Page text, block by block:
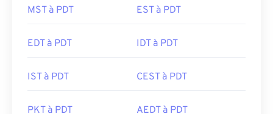
MST à PDT EST à PDT
EDT à PDT IDT à PDT
IST à PDT CEST à PDT
PKT à PDT AEDT à PDT